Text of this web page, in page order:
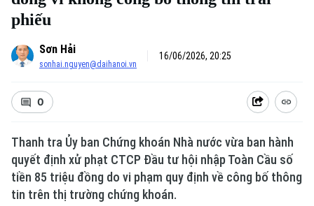
phiếu
Sơn Hải
sonhai.nguyen@daihanoi.vn
16/06/2026, 20:25
0
Thanh tra Ủy ban Chứng khoán Nhà nước vừa ban hành
quyết định xử phạt CTCP Đầu tư hội nhập Toàn Cầu số
tiền 85 triệu đồng do vi phạm quy định về công bố thông
tin trên thị trường chứng khoán.